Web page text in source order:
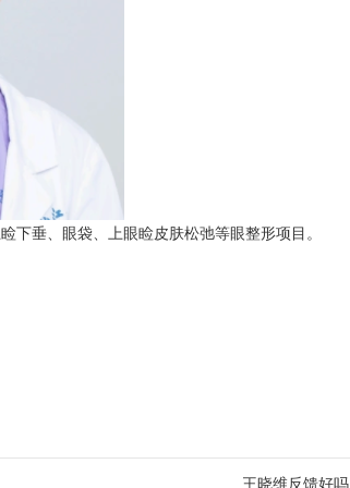
下垂、眼袋、上眼睑皮肤松弛等眼整形项目。
王晓维反馈好吗